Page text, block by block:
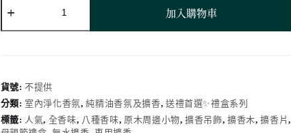
形
窗
木
吊
飾
精
加入購物車
貨號:不提供
分類: 室內淨化香氛,純精油香氛及擴香, 送禮首選✨禮盒系列
標籤: 人氣, 全香味, 八種香味, 原木周邊小物,擴香吊飾,擴香木,擴香片,